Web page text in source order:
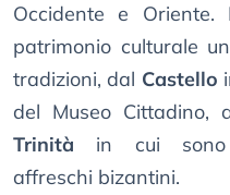
Occidente e
patrimonio culturale
tradizioni, dal Castello
del Museo Cittadino,
Trinità in cui sono
affreschi bizantini.